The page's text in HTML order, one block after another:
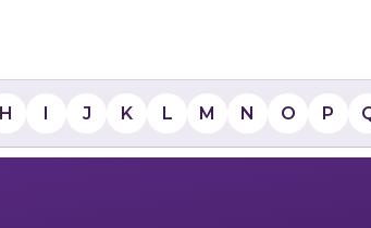
H I J K L M N O P